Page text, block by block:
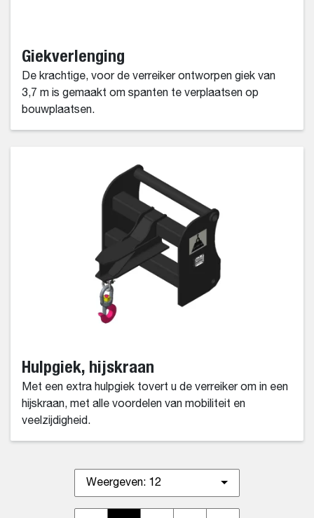
Giekverlenging
De krachtige, voor de verreiker ontworpen giek van
3,7 m is gemaakt om spanten te verplaatsen op
bouwplaatsen.
Hulpgiek, hijskraan
Met een extra hulpgiek tovert u de verreiker om in een
hijskraan, met alle voordelen van mobiliteit en
veelzijdigheid.
Weergeven: 12